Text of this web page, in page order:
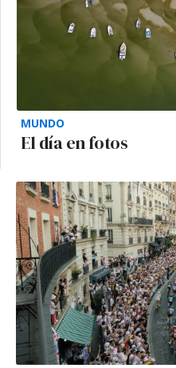
MUNDO
El día en fotos